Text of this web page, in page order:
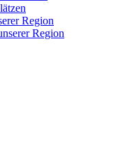
Region
Region